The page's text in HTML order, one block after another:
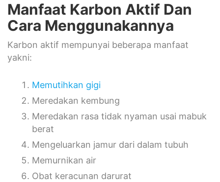
Manfaat Karbon Aktif Dan
Cara Menggunakannya
Karbon aktif mempunyai beberapa manfaat
yakni:
Memutihkan gigi
Meredakan kembung
Meredakan rasa tidak nyaman usai mabuk
berat
Mengeluarkan jamur dari dalam tubuh
Memurnikan air
Obat keracunan darurat